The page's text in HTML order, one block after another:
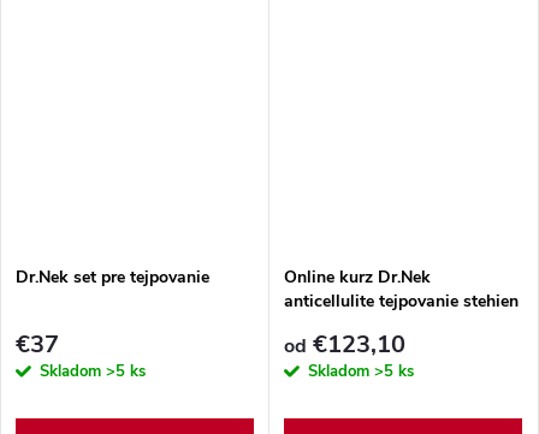
Dr.Nek set pre tejpovanie
€37
Skladom >5 ks
Online kurz Dr.Nek
anticellulite tejpovanie stehien
od €123,10
Skladom >5 ks